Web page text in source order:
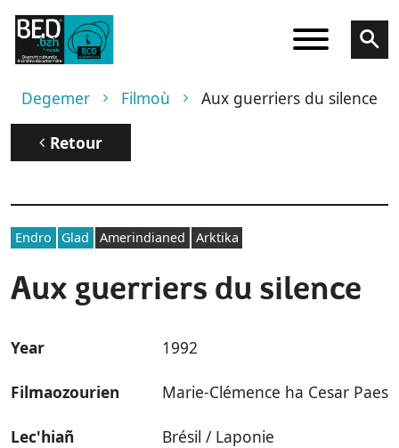
Skip to main content
Breadcrumb
Degemer Filmoù Aux guerriers du silence
Retour
Endro Glad Amerindianed Arktika
Aux guerriers du silence
Year 1992
Filmaozourien Marie-Clémence ha Cesar Paes
Lec'hiañ Brésil / Laponie